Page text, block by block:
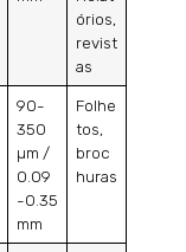
órios,
revist
as
90-
350
µm /
0.09
-0.35
mm
Folhe
tos,
broc
huras